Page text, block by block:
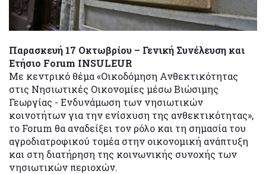
Παρασκευή 17 Οκτωβρίου – Γενική Συνέλευση και
Ετήσιο Forum INSULEUR
Με κεντρικό θέμα «Οικοδόμηση Ανθεκτικότητας
στις Νησιωτικές Οικονομίες μέσω Βιώσιμης
Γεωργίας - Ενδυνάμωση των νησιωτικών
κοινοτήτων για την ενίσχυση της ανθεκτικότητας»,
το Forum θα αναδείξει τον ρόλο και τη σημασία του
αγροδιατροφικού τομέα στην οικονομική ανάπτυξη
και στη διατήρηση της κοινωνικής συνοχής των
νησιωτικών περιοχών.